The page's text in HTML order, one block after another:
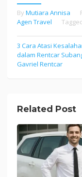
By Mutiara Annisa
Agen Travel
Post
navigation
3 Cara Atasi
dalam Rentcar
Gavriel Rentcar
Related Post